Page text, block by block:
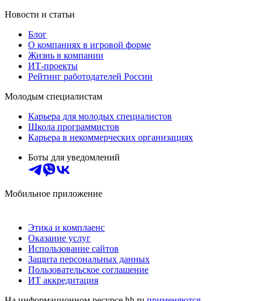
Новости и статьи
Блог
О компаниях в игровой форме
Жизнь в компании
ИТ-проекты
Рейтинг работодателей России
Молодым специалистам
Карьера для молодых специалистов
Школа программистов
Карьера в некоммерческих организациях
Боты для уведомлений
Мобильное приложение
Этика и комплаенс
Оказание услуг
Использование сайтов
Защита персональных данных
Пользовательское соглашение
ИТ аккредитация